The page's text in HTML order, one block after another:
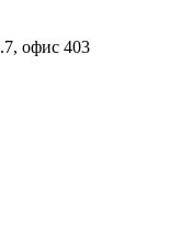
офис 403